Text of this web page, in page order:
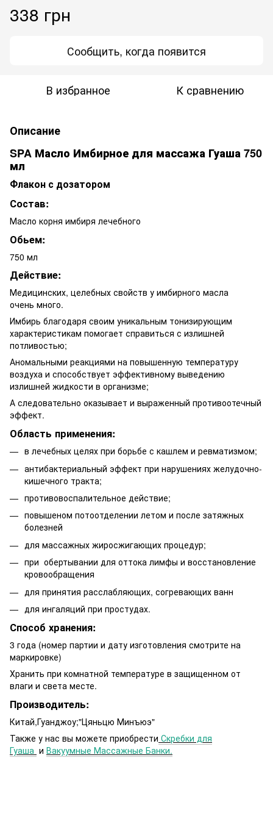
338 грн
Сообщить, когда появится
В избранное К сравнению
Описание
SPA Масло Имбирное для массажа Гуаша 750
мл
Флакон с дозатором
Состав:
Масло корня имбиря лечебного
Обьем:
750 мл
Действие:
Медицинских, целебных свойств у имбирного масла
очень много.
Имбирь благодаря своим уникальным тонизирующим
характеристикам помогает справиться с излишней
потливостью;
Аномальными реакциями на повышенную температуру
воздуха и способствует эффективному выведению
излишней жидкости в организме;
А следовательно оказывает и выраженный противоотечный
эффект.
Область применения:
в лечебных целях при борьбе с кашлем и ревматизмом;
антибактериальный эффект при нарушениях желудочно-
кишечного тракта;
противовоспалительное действие;
повышеном потоотделении летом и после затяжных
болезней
для массажных жиросжигающих процедур;
при обертывании для оттока лимфы и восстановление
кровообращения
для принятия расслабляющих, согревающих ванн
для ингаляций при простудах.
Способ хранения:
3 года (номер партии и дату изготовления смотрите на
маркировке)
Хранить при комнатной температуре в защищенном от
влаги и света месте.
Производитель:
Китай,Гуанджоу;"Цяньцю Минъюэ"
Также у нас вы можете приобрести Скребки для
Гуаша и Вакуумные Массажные Банки.